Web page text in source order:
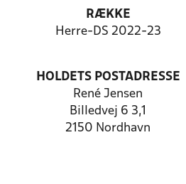
RÆKKE
Herre-DS 2022-23
HOLDETS POSTADRESSE
René Jensen
Billedvej 6 3,1
2150 Nordhavn